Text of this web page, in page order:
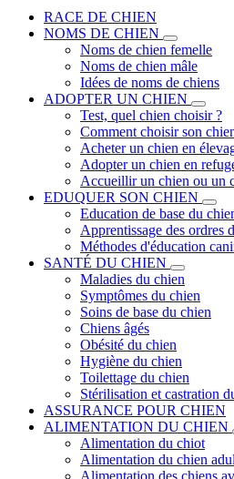
RACE DE CHIEN
NOMS DE CHIEN
Noms de chien femelle
Noms de chien mâle
Idées de noms de chiens
ADOPTER UN CHIEN
Test, quel chien choisir ?
Comment choisir son
Acheter un chien en
Adopter un chien en
Accueillir un chien ou un
EDUQUER SON CHIEN
Education de base du
Apprentissage des ordres
Méthodes d'éducation
SANTÉ DU CHIEN
Maladies du chien
Symptômes du chien
Soins de base du chien
Chiens âgés
Obésité du chien
Hygiène du chien
Toilettage du chien
Stérilisation et castration
ASSURANCE POUR CHIEN
ALIMENTATION DU CHIEN
Alimentation du chiot
Alimentation du chien
Alimentation des chiens